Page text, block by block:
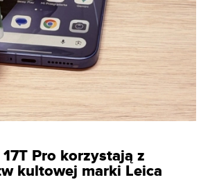
Pro korzystają z
kultowej marki Leica